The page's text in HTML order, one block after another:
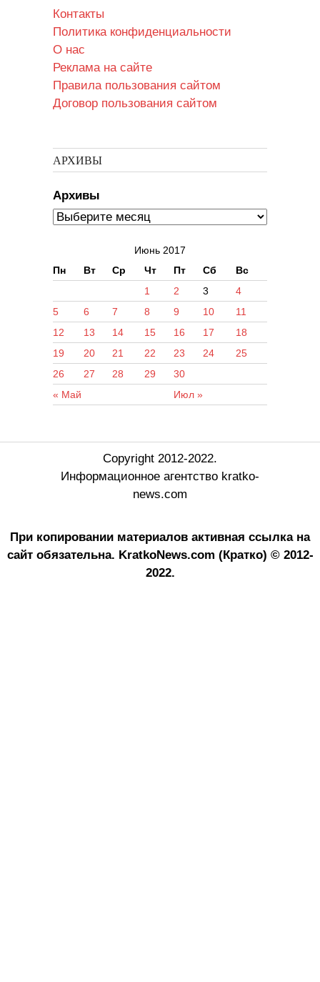
Контакты
Политика конфиденциальности
О нас
Реклама на сайте
Правила пользования сайтом
Договор пользования сайтом
АРХИВЫ
Архивы
Июнь 2017
Пн
Вт Ср Чт Пт Сб Вс
« Май Июл »
1 2 3
4
5
6 7 8 9 10
11
12
13 14 15 16 17
18
19
20 21 22 23 24
25
26
27 28 29 30
Copyright 2012-2022.
Информационное агентство kratko-
news.com
При копировании материалов активная ссылка на
сайт обязательна. KratkoNews.com (Кратко) © 2012-
2022.